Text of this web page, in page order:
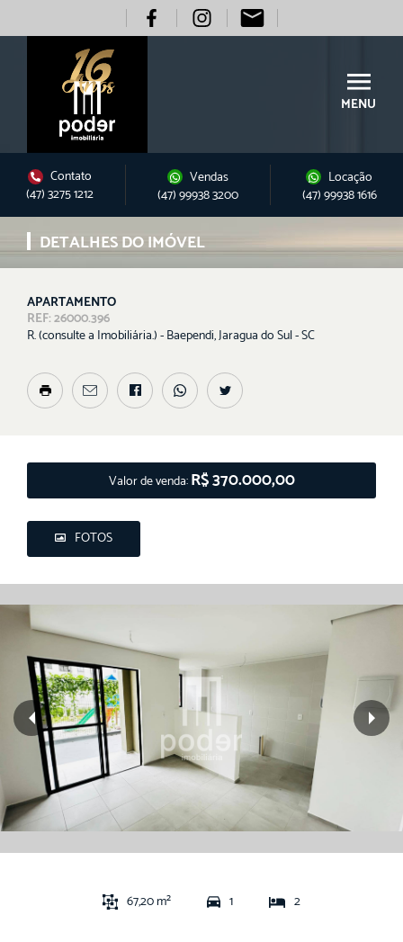
MENU
Contato
(47) 3275 1212
Vendas
(47) 99938 3200
Locação
(47) 99938 1616
DETALHES DO IMÓVEL
APARTAMENTO
REF: 26000.396
R. (consulte a Imobiliária.) - Baependi, Jaragua do Sul - SC
FOTOS
Valor de venda:R$ 370.000,00
67,20 m² 1 2